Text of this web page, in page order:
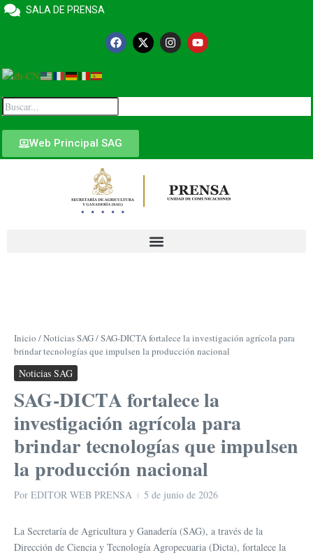
SALA DE PRENSA
Web Principal SAG
Inicio /Noticias SAG/SAG-DICTA fortalece la investigación agrícola para
brindar tecnologías que impulsen la producción nacional
Noticias SAG
SAG-DICTA fortalece la
investigación agrícola para
brindar tecnologías que impulsen
la producción nacional
Por EDITOR WEB PRENSA 5 de junio de 2026
La Secretaría de Agricultura y Ganadería (SAG), a través de la
Dirección de Ciencia y Tecnología Agropecuaria (Dicta), fortalece la